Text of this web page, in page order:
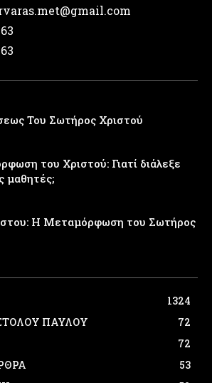
Του Σωτήρος Χριστού
του Χριστού: Γιατί διάλεξε
μαθητές;
Η Μεταμόρφωση του Σωτήρος
1324
ΠΑΥΛΟΥ
72
72
53